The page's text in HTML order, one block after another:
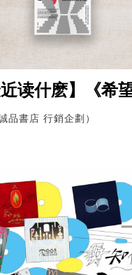
读什麽】《希
品書店 行銷企劃）